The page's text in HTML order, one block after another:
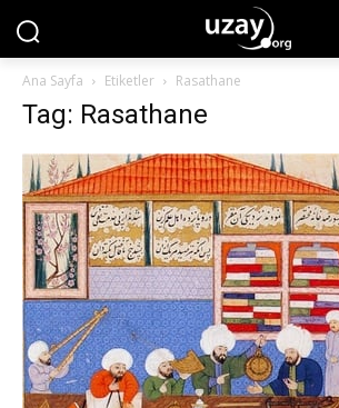
Ana Sayfa Etiketler Rasathane
Tag: Rasathane